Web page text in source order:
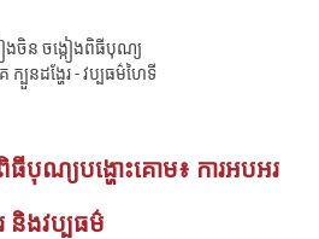
បុណ្យបង្ហោះគោម៖ ការអបអរ
និងវប្បធម៌